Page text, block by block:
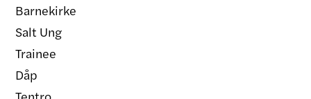
Barnekirke
Salt Ung
Trainee
Dåp